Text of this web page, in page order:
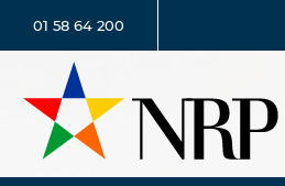
01 58 64 200